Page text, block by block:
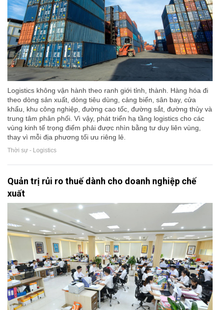
Logistics không vận hành theo ranh giới tỉnh, thành. Hàng hóa đi
theo dòng sản xuất, dòng tiêu dùng, cảng biển, sân bay, cửa
khẩu, khu công nghiệp, đường cao tốc, đường sắt, đường thủy và
trung tâm phân phối. Vì vậy, phát triển hạ tầng logistics cho các
vùng kinh tế trọng điểm phải được nhìn bằng tư duy liên vùng,
thay vì mỗi địa phương tối ưu riêng lẻ.
Thời sự - Logistics
Quản trị rủi ro thuế dành cho doanh nghiệp chế
xuất